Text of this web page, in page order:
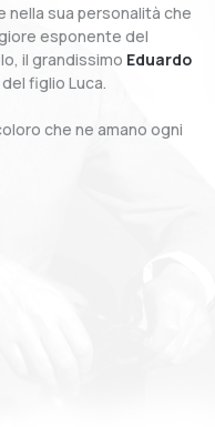
nella sua personalità che
esponente del
il grandissimo Eduardo
figlio Luca.
che ne amano ogni